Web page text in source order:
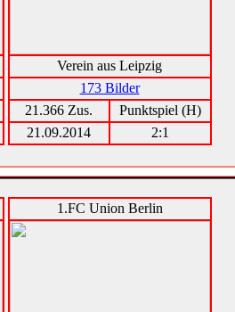
Verein aus Leipzig
173 Bilder
21.366 Zus.
Punktspiel (H)
21.09.2014
2:1
1.FC Union Berlin